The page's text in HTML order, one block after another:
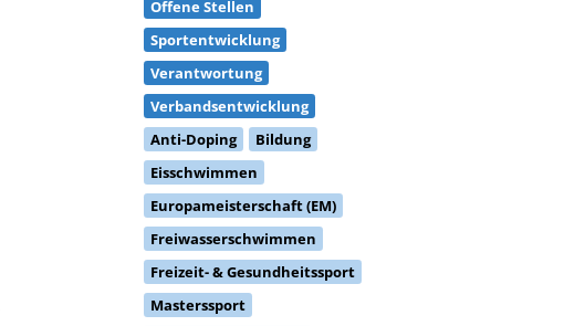
Offene Stellen
Sportentwicklung
Verantwortung
Verbandsentwicklung
Anti-Doping
Bildung
Eisschwimmen
Europameisterschaft (EM)
Freiwasserschwimmen
Freizeit- & Gesundheitssport
Masterssport